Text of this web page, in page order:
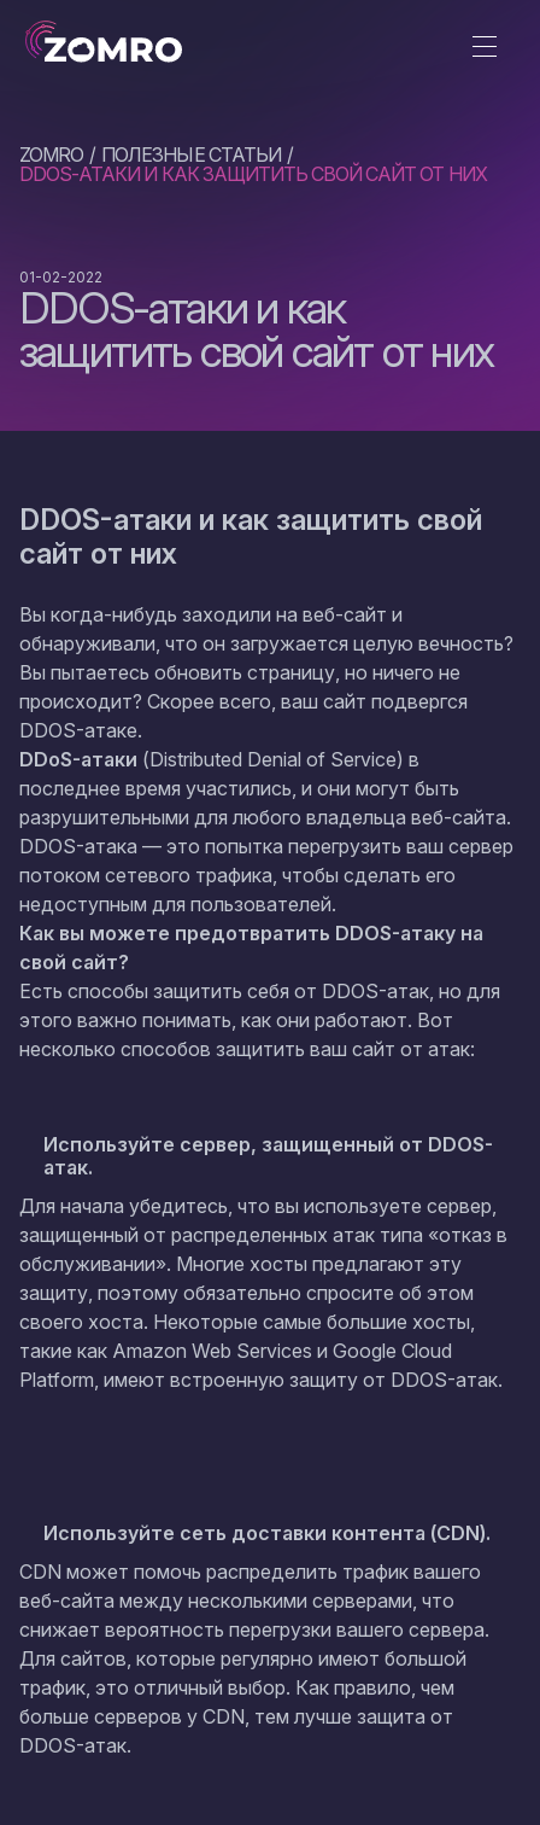
ZOMRO
ПОЛЕЗНЫЕ СТАТЬИ
DDOS-АТАКИ И КАК ЗАЩИТИТЬ СВОЙ САЙТ ОТ НИХ
DDOS-атаки и как
защитить свой сайт от них
01-02-2022
DDOS-атаки и как защитить свой
сайт от них
Вы когда-нибудь заходили на веб-сайт и
обнаруживали, что он загружается целую вечность?
Вы пытаетесь обновить страницу, но ничего не
происходит? Скорее всего, ваш сайт подвергся
DDOS-атаке.
DDoS-атаки (Distributed Denial of Service) в
последнее время участились, и они могут быть
разрушительными для любого владельца веб-сайта.
DDOS-атака — это попытка перегрузить ваш сервер
потоком сетевого трафика, чтобы сделать его
недоступным для пользователей.
Как вы можете предотвратить DDOS-атаку на
свой сайт?
Есть способы защитить себя от DDOS-атак, но для
этого важно понимать, как они работают. Вот
несколько способов защитить ваш сайт от атак:
Используйте сервер, защищенный от DDOS-
атак.
Для начала убедитесь, что вы используете сервер,
защищенный от распределенных атак типа «отказ в
обслуживании». Многие хосты предлагают эту
защиту, поэтому обязательно спросите об этом
своего хоста. Некоторые самые большие хосты,
такие как Amazon Web Services и Google Cloud
Platform, имеют встроенную защиту от DDOS-атак.
Используйте сеть доставки контента (CDN).
CDN может помочь распределить трафик вашего
веб-сайта между несколькими серверами, что
снижает вероятность перегрузки вашего сервера.
Для сайтов, которые регулярно имеют большой
трафик, это отличный выбор. Как правило, чем
больше серверов у CDN, тем лучше защита от
DDOS-атак.